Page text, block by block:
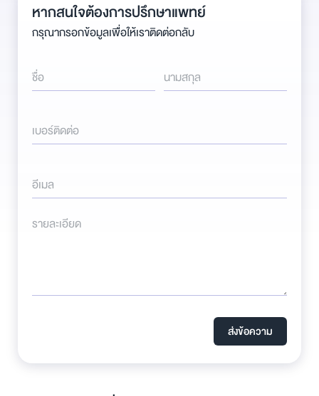
หากสนใจต้องการปรึกษาแพทย์
กรุณากรอกข้อมูลเพื่อให้เราติดต่อกลับ
ชื่อ นามสกุล
เบอร์ติดต่อ
อีเมล
รายละเอียด
ส่งข้อความ